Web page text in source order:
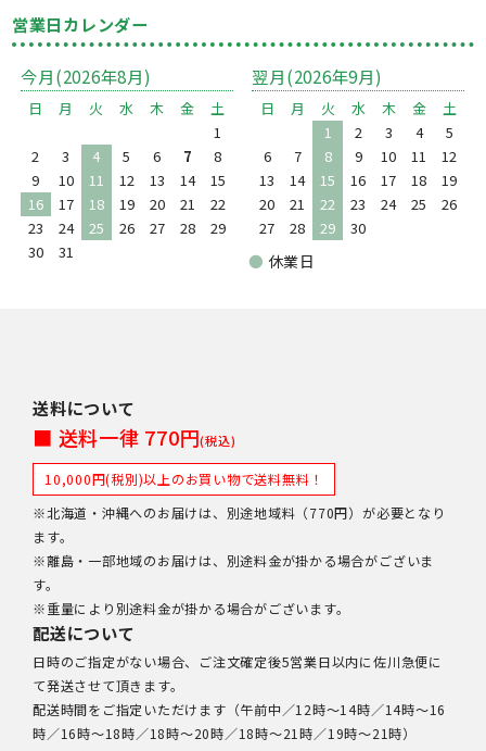
営業日カレンダー
今月(2026年8月)
日 月 火 水 木 金
土
1
2
3 4 5 6 7
8
9
10 11 12 13 14
15
16
17 18 19 20 21
22
23
24 25 26 27 28
29
30
31
翌月(2026年9月)
日 月 火 水 木 金
土
1
2 3 4
5
6
7 8 9 10 11
12
13
14 15 16 17 18
19
20
21 22 23 24 25
26
27
28 29 30
● 休業日
送料について
■ 送料一律 770円(税込)
10,000円(税別)以上のお買い物で送料無料！
※北海道・沖縄へのお届けは、別途地域料（770円）が必要となり
ます。
※離島・一部地域のお届けは、別途料金が掛かる場合がございま
す。
※重量により別途料金が掛かる場合がございます。
配送について
日時のご指定がない場合、ご注文確定後5営業日以内に佐川急便に
て発送させて頂きます。
配送時間をご指定いただけます（午前中／12時～14時／14時～16
時／16時～18時／18時～20時／18時～21時／19時～21時）